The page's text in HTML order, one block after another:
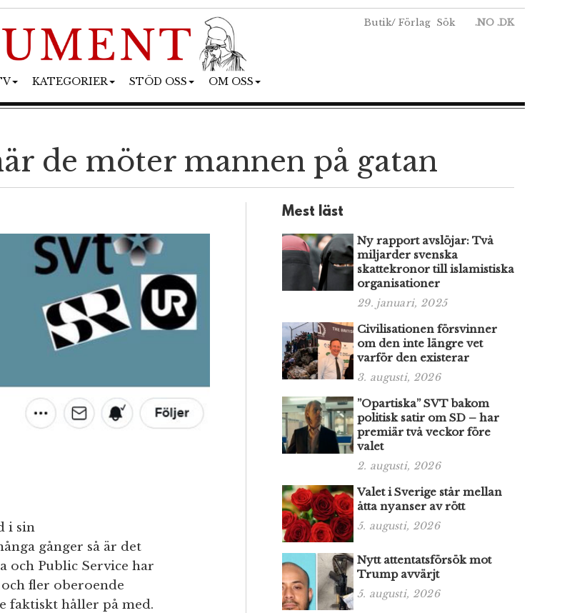
Butik/ Förlag Sök .NO .DK
KATEGORIER STÖD OSS OM OSS
de möter mannen på gatan
i sin
gånger så är det
och Public Service har
fler oberoende
faktiskt håller på med.
Mest läst
Ny rapport avslöjar: Två
miljarder svenska
skattekronor till islamistiska
organisationer
29. januari, 2025
Civilisationen försvinner
om den inte längre vet
varför den existerar
3. augusti, 2026
”Opartiska” SVT bakom
politisk satir om SD – har
premiär två veckor före
valet
2. augusti, 2026
Valet i Sverige står mellan
åtta nyanser av rött
5. augusti, 2026
Nytt attentatsförsök mot
Trump avvärjt
5. augusti, 2026